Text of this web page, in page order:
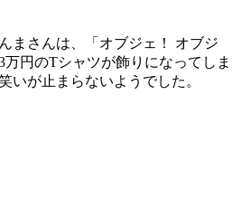
まさんは、「オブジェ！ オブジ
万円のTシャツが飾りになってしま
いが止まらないようでした。